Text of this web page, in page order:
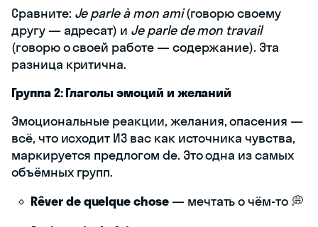
Сравните: Je parle à mon ami(говорю своему
другу — адресат) и Je parle de mon travail
(говорю о своей работе — содержание). Эта
разница критична.
Группа 2: Глаголы эмоций и желаний
Эмоциональные реакции, желания, опасения —
всё, что исходит ИЗ вас как источника чувства,
маркируется предлогом de. Это одна из самых
объёмных групп.
Rêver de quelque chose— мечтать о чём-то 💭